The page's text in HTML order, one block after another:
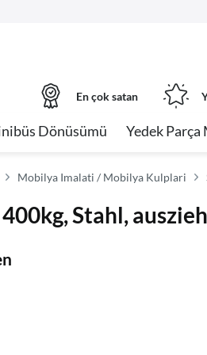
En çok satan
Dönüsümü Yedek Parça
Mobilya Imalati / Mobilya Kulplari
Stahl,